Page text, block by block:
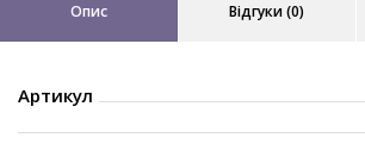
Опис Відгуки (0)
Артикул